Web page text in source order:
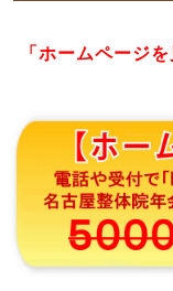
「ホームページを